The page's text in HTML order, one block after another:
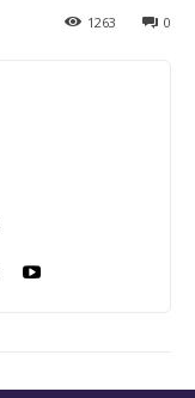
0
1263